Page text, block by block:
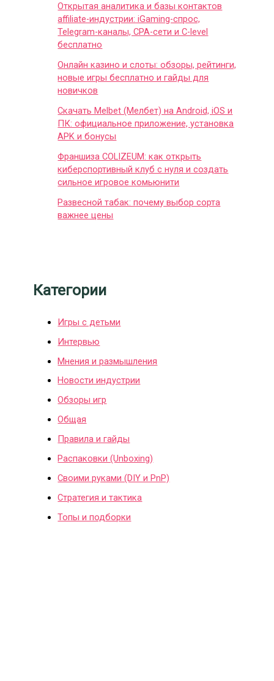
Открытая аналитика и базы контактов
affiliate-индустрии: iGaming-спрос,
Telegram-каналы, CPA-сети и C-level
бесплатно
Онлайн казино и слоты: обзоры, рейтинги,
новые игры бесплатно и гайды для
новичков
Скачать Melbet (Мелбет) на Android, iOS и
ПК: официальное приложение, установка
APK и бонусы
Франшиза COLIZEUM: как открыть
киберспортивный клуб с нуля и создать
сильное игровое комьюнити
Развесной табак: почему выбор сорта
важнее цены
Категории
Игры с детьми
Интервью
Мнения и размышления
Новости индустрии
Обзоры игр
Общая
Правила и гайды
Распаковки (Unboxing)
Своими руками (DIY и PnP)
Стратегия и тактика
Топы и подборки